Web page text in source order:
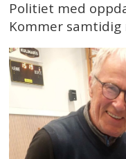
Politiet med
Kommer